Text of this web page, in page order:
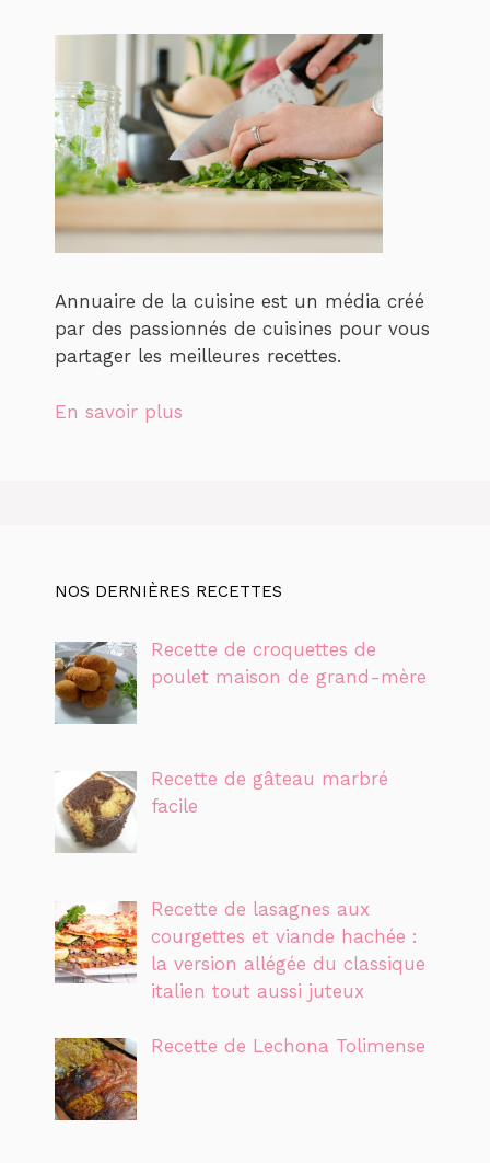
Annuaire de la cuisine est un média créé
par des passionnés de cuisines pour vous
partager les meilleures recettes.
En savoir plus
NOS DERNIÈRES RECETTES
Recette de croquettes de
poulet maison de grand-mère
Recette de gâteau marbré
facile
Recette de lasagnes aux
courgettes et viande hachée :
la version allégée du classique
italien tout aussi juteux
Recette de Lechona Tolimense